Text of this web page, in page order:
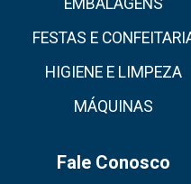
EMBALAGENS
FESTAS E
HIGIENE E LIMPEZA
MÁQUINAS
Fale Conosco